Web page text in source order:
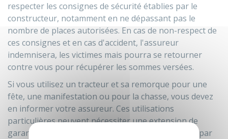
respecter les consignes de sécurité établies par le
constructeur, notamment en ne dépassant pas le
nombre de places autorisées. En cas de non-respect de
ces consignes et en cas d'accident, l'assureur
indemnisera, les victimes mais pourra se retourner
contre vous pour récupérer les sommes versées.
Si vous utilisez un tracteur et sa remorque pour une
fête, une manifestation ou pour la chasse, vous devez
en informer votre assureur. Ces utilisations
particulières peuvent nécessiter une extension de
garantie, car elles ne sont pas toujours couvertes par